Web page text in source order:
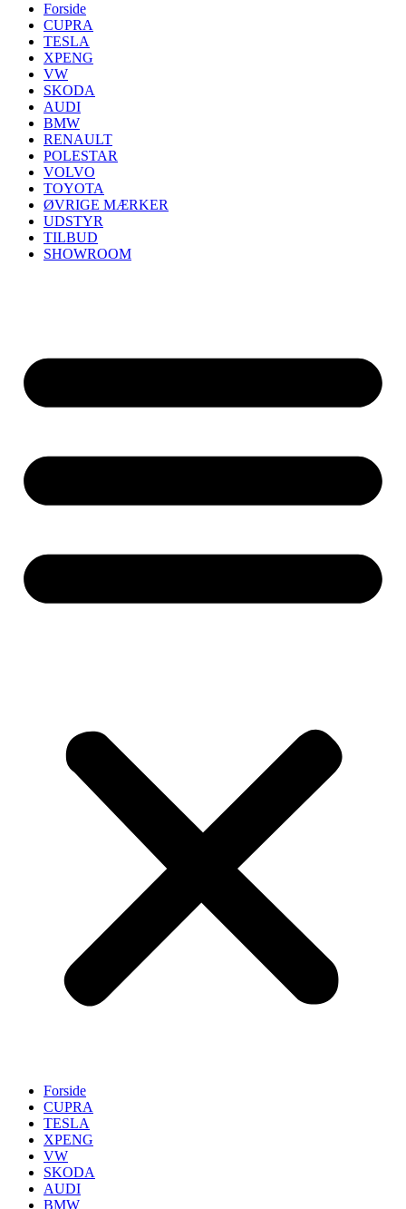
Forside
CUPRA
TESLA
XPENG
VW
SKODA
AUDI
BMW
RENAULT
POLESTAR
VOLVO
TOYOTA
ØVRIGE MÆRKER
UDSTYR
TILBUD
SHOWROOM
Forside
CUPRA
TESLA
XPENG
VW
SKODA
AUDI
BMW